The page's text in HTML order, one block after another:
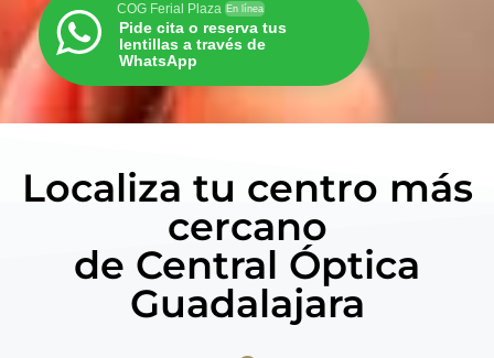
COG Ferial Plaza En línea
Pide cita o reserva tus
lentillas a través de
WhatsApp
Localiza tu centro más
cercano
de Central Óptica
Guadalajara